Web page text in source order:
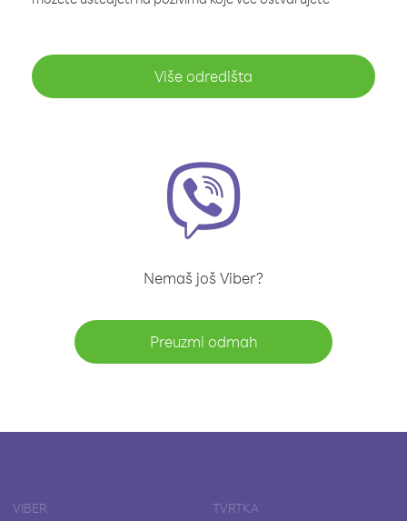
Više odredišta
Nemaš još Viber?
Preuzmi odmah
VIBER TVRTKA